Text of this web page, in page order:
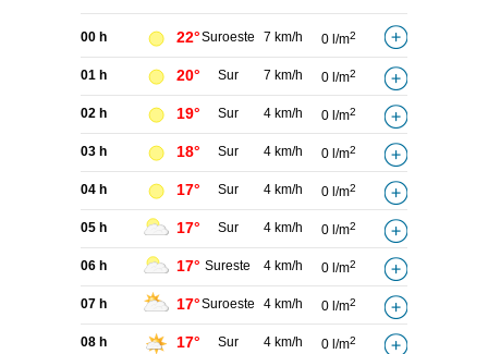
00 h 22°Suroeste 7 km/h 0 l/m2
01 h 20° Sur 7 km/h 0 l/m2
02 h 19° Sur 4 km/h 0 l/m2
03 h 18° Sur 4 km/h 0 l/m2
04 h 17° Sur 4 km/h 0 l/m2
05 h 17° Sur 4 km/h 0 l/m2
06 h 17° Sureste 4 km/h 0 l/m2
07 h 17°Suroeste 4 km/h 0 l/m2
08 h 17° Sur 4 km/h 0 l/m2